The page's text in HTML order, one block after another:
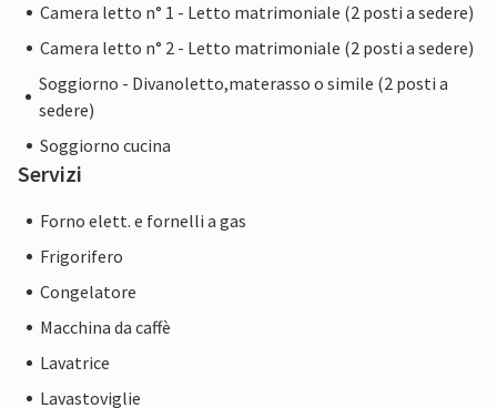
Camera letto n° 1 - Letto matrimoniale (2 posti a sedere)
Camera letto n° 2 - Letto matrimoniale (2 posti a sedere)
Soggiorno - Divanoletto,materasso o simile (2 posti a
sedere)
Soggiorno cucina
Servizi
Forno elett. e fornelli a gas
Frigorifero
Congelatore
Macchina da caffè
Lavatrice
Lavastoviglie